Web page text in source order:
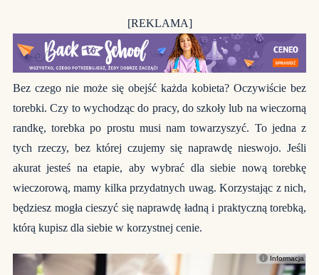
[REKLAMA]
Bez czego nie może się obejść każda kobieta? Oczywiście bez
torebki. Czy to wychodząc do pracy, do szkoły lub na wieczorną
randkę, torebka po prostu musi nam towarzyszyć. To jedna z
tych rzeczy, bez której czujemy się naprawdę nieswojo. Jeśli
akurat jesteś na etapie, aby wybrać dla siebie nową torebkę
wieczorową, mamy kilka przydatnych uwag. Korzystając z nich,
będziesz mogła cieszyć się naprawdę ładną i praktyczną torebką,
którą kupisz dla siebie w korzystnej cenie.